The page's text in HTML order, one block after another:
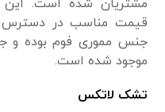
مشتریان شده است. این
قیمت مناسب در
جنس مموری فوم بوده و
موجود شده است.
تشک لاتکس